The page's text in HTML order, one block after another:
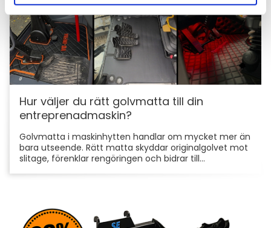
Hur väljer du rätt golvmatta till din
entreprenadmaskin?
Golvmatta i maskinhytten handlar om mycket mer än
bara utseende. Rätt matta skyddar originalgolvet mot
slitage, förenklar rengöringen och bidrar till...